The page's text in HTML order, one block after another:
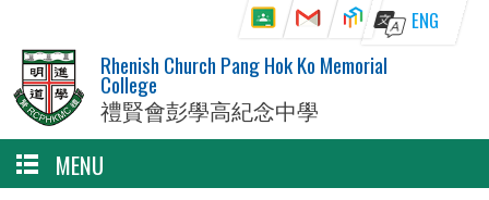
Rhenish Church Pang Hok Ko Memorial
College
禮賢會彭學高紀念中學
ENG
MENU